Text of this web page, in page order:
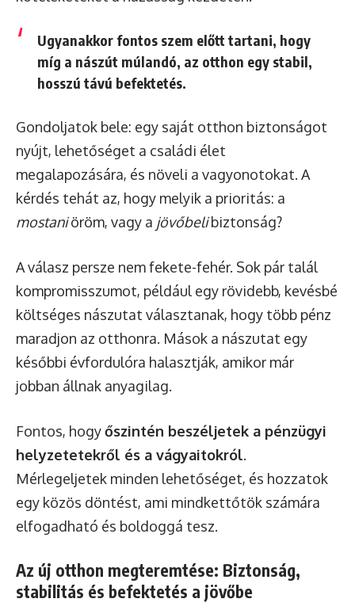
Ugyanakkor fontos szem előtt tartani, hogy
míg a nászút múlandó, az otthon egy stabil,
hosszú távú befektetés.
Gondoljatok bele: egy saját otthon biztonságot
nyújt, lehetőséget a családi élet
megalapozására, és növeli a vagyonotokat. A
kérdés tehát az, hogy melyik a prioritás: a
mostaniöröm, vagy a jövőbelibiztonság?
A válasz persze nem fekete-fehér. Sok pár talál
kompromisszumot, például egy rövidebb, kevésbé
költséges nászutat választanak, hogy több pénz
maradjon az otthonra. Mások a nászutat egy
későbbi évfordulóra halasztják, amikor már
jobban állnak anyagilag.
Fontos, hogyőszintén beszéljetek a pénzügyi
helyzetetekről és a vágyaitokról.
Mérlegeljetek minden lehetőséget, és hozzatok
egy közös döntést, ami mindkettőtök számára
elfogadható és boldoggá tesz.
Az új otthon megteremtése: Biztonság,
stabilitás és befektetés a jövőbe